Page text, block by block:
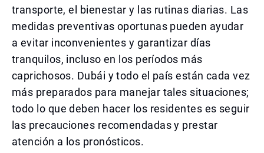
transporte, el bienestar y las rutinas diarias. Las
medidas preventivas oportunas pueden ayudar
a evitar inconvenientes y garantizar días
tranquilos, incluso en los períodos más
caprichosos. Dubái y todo el país están cada vez
más preparados para manejar tales situaciones;
todo lo que deben hacer los residentes es seguir
las precauciones recomendadas y prestar
atención a los pronósticos.